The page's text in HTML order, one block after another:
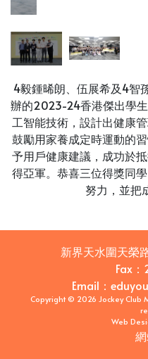
4毅鍾晞朗、伍展希及4智
辦的2023-24香港傑出學
工智能技術，設計出健康
鼓勵用家養成定時運動的
予用戶健康建議，成功於
得亞軍。恭喜三位得獎同
努力，並把
新界天水圍天榮
Fax：
Email ：
Copyright © 2026 Jockey Club
Web